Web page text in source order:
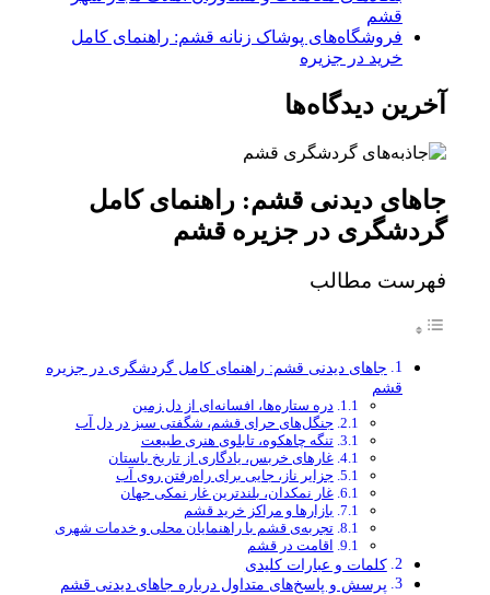
قشم
فروشگاه‌های پوشاک زنانه قشم: راهنمای کامل
خرید در جزیره
آخرین دیدگاه‌ها
جاهای دیدنی قشم: راهنمای کامل
گردشگری در جزیره قشم
فهرست مطالب
جاهای دیدنی قشم: راهنمای کامل گردشگری در جزیره
قشم
دره ستاره‌ها، افسانه‌ای از دل زمین
جنگل‌های حرای قشم، شگفتی سبز در دل آب
تنگه چاهکوه، تابلوی هنری طبیعت
غارهای خربس، یادگاری از تاریخ باستان
جزایر ناز، جایی برای راه‌رفتن روی آب
غار نمکدان، بلندترین غار نمکی جهان
بازارها و مراکز خرید قشم
تجربه‌ی قشم با راهنمایان محلی و خدمات شهری
اقامت در قشم
کلمات و عبارات کلیدی
پرسش و پاسخ‌های متداول درباره جاهای دیدنی قشم